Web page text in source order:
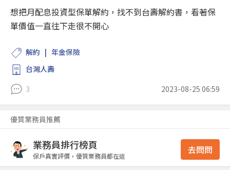
想把月配息投資型保單解約，找不到台壽解約書，看著保
單價值一直往下走很不開心
解約
年金保險
台灣人壽
3
2023-08-25 06:59
優質業務員推薦
業務員排行榜頁
保戶真實評價，優質業務員都在這
去問問